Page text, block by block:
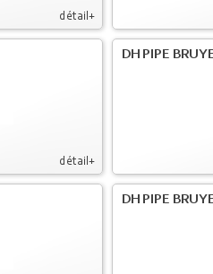
détail+
détail+
DH PIPE
DH PIPE